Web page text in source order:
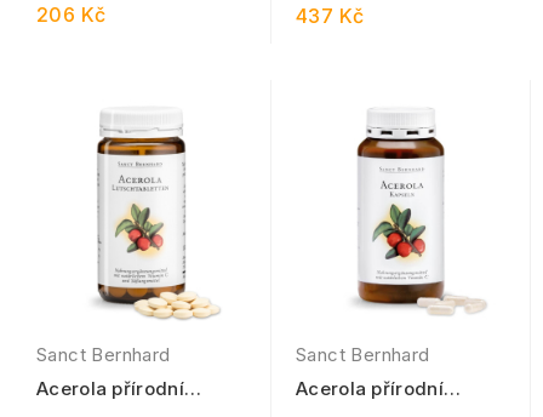
206 Kč 437 Kč
Sanct Bernhard
Acerola přírodní
Sanct Bernhard
Acerola přírodní